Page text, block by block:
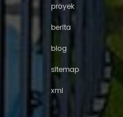
proyek
berita
blog
sitemap
xml